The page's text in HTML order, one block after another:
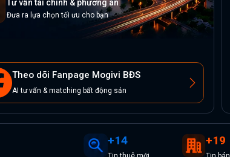
Tư vấn tài chính & phương án
Đưa ra lựa chọn tối ưu cho bạn
Theo dõi Fanpage Mogivi BĐS
AI tư vấn & matching bất động sản
+14 +19